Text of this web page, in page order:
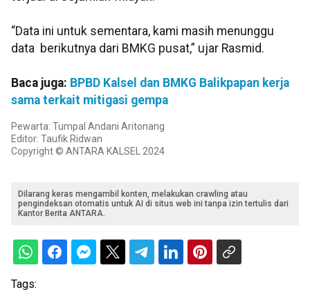
“Data ini untuk sementara, kami masih menunggu
data berikutnya dari BMKG pusat,” ujar Rasmid.
Baca juga: BPBD Kalsel dan BMKG Balikpapan kerja
sama terkait mitigasi gempa
Pewarta: Tumpal Andani Aritonang
Editor: Taufik Ridwan
Copyright © ANTARA KALSEL 2024
Dilarang keras mengambil konten, melakukan crawling atau
pengindeksan otomatis untuk AI di situs web ini tanpa izin tertulis dari
Kantor Berita ANTARA.
Tags: